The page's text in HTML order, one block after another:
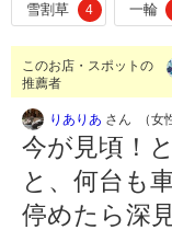
雪割草 4 一輪
このお店・スポットの
推薦者
りありあ さん （女
今が見頃！
と、何台も
停めたら深